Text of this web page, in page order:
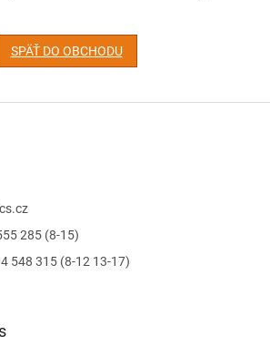
SPÄŤ DO OBCHODU
285 (8-15)
548 315 (8-12 13-17)